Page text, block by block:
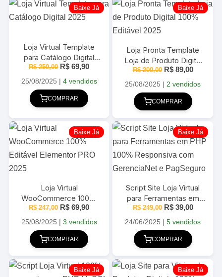
Baixe Já
Loja Virtual Template
para Catálogo Digital
2025
R$250,00 O
original
era:
R$ 250,00.
R$ 69,90O
atual
25/08/2025 | 4 vendidos
COMPRAR
Baixe Já
Loja Pronta Template
Loja de Produto Digital
100% Editável 2025
R$200,00 O
original
era:
R$ 200,00.
R$89,00O
atual
25/08/2025 |2 vendidos
COMPRAR
Baixe Já
Loja Virtual
WooCommerce 100%
Editável Elementor PRO
2025
R$247,00 O
original
era:
R$ 247,00.
R$ 69,90O
atual
25/08/2025 | 3 vendidos
COMPRAR
Baixe Já
Script Site Loja Virtual
para Ferramentas em
PHP 100% Responsiva
com GerenciaNet e
PagSeguro
R$249,00 O
original
era:
R$ 249,00.
R$39,00O
atual
24/06/2025 |5 vendidos
COMPRAR
Baixe Já Baixe Já